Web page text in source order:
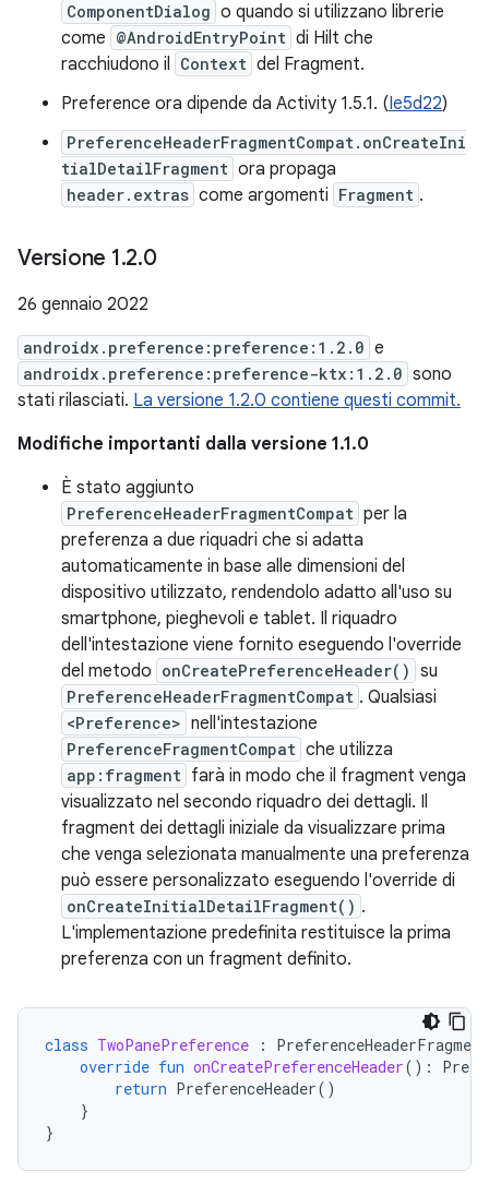
ComponentDialog o quando si utilizzano librerie
come @AndroidEntryPoint di Hilt che
racchiudono il Context del Fragment.
Preference ora dipende da Activity 1.5.1. (Ie5d22)
PreferenceHeaderFragmentCompat.onCreateIni
tialDetailFragment ora propaga
header.extras come argomenti Fragment .
Versione 1.2.0
26 gennaio 2022
androidx.preference:preference:1.2.0 e
androidx.preference:preference-ktx:1.2.0 sono
stati rilasciati. La versione 1.2.0 contiene questi commit.
Modifiche importanti dalla versione 1.1.0
È stato aggiunto
PreferenceHeaderFragmentCompat per la
preferenza a due riquadri che si adatta
automaticamente in base alle dimensioni del
dispositivo utilizzato, rendendolo adatto all'uso su
smartphone, pieghevoli e tablet. Il riquadro
dell'intestazione viene fornito eseguendo l'override
del metodo onCreatePreferenceHeader() su
PreferenceHeaderFragmentCompat . Qualsiasi
<Preference> nell'intestazione
PreferenceFragmentCompat che utilizza
app:fragment farà in modo che il fragment venga
visualizzato nel secondo riquadro dei dettagli. Il
fragment dei dettagli iniziale da visualizzare prima
che venga selezionata manualmente una preferenza
può essere personalizzato eseguendo l'override di
onCreateInitialDetailFragment() .
L'implementazione predefinita restituisce la prima
preferenza con un fragment definito.
class TwoPanePreference :
override fun onCreatePreferenceHeader():
return PreferenceHeader()
}
}